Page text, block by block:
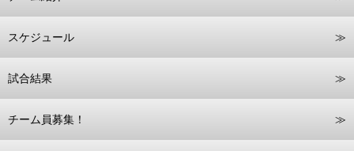
スケジュール
試合結果
チーム員募集！